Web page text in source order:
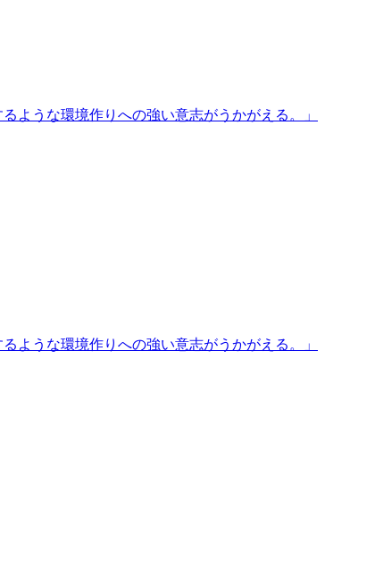
ような環境作りへの強い意志がうかがえる。 」
ような環境作りへの強い意志がうかがえる。 」